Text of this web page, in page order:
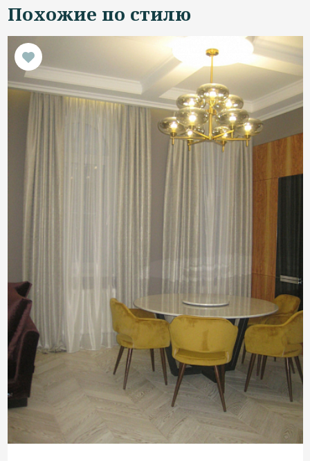
Похожие по стилю